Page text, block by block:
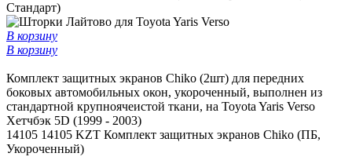
Стандарт)
В корзину
В корзину
Комплект защитных экранов Chiko (2шт) для передних
боковых автомобильных окон, укороченный, выполнен из
стандартной крупноячеистой ткани, на Toyota Yaris Verso
Хетчбэк 5D (1999 - 2003)
14105 14105 KZT Комплект защитных экранов Chiko (ПБ,
Укороченный)